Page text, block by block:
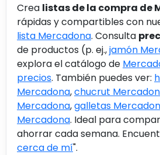
Crea listas de la compra de
rápidas y compartibles con
lista Mercadona. Consulta
de productos (p. ej.,jamón
explora el catálogo de
precios. También puedes ver:
Mercadona,chucrut
Mercadona,galletas
Mercadona. Ideal para
ahorrar cada semana.
cerca de mí".